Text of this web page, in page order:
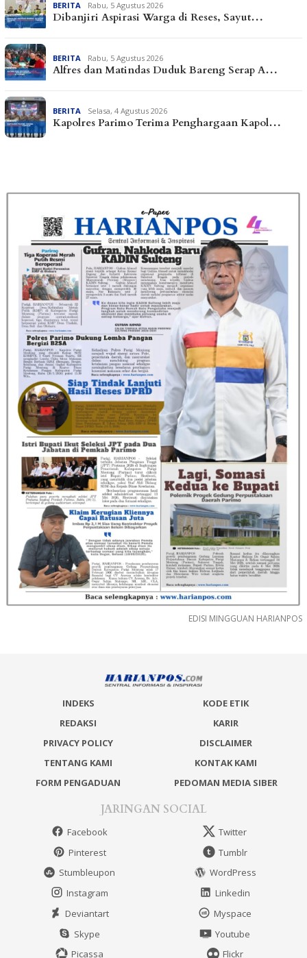
BERITA Rabu, 5 Agustus 2026
Dibanjiri Aspirasi Warga di Reses, Sayut…
BERITA Rabu, 5 Agustus 2026
Alfres dan Matindas Duduk Bareng Serap A…
BERITA Selasa, 4 Agustus 2026
Kapolres Parimo Terima Penghargaan Kapol…
EDISI MINGGUAN HARIANPOS
INDEKS
KODE ETIK
REDAKSI
KARIR
PRIVACY POLICY
DISCLAIMER
TENTANG KAMI
KONTAK KAMI
FORM PENGADUAN
PEDOMAN MEDIA SIBER
JARINGAN SOCIAL
Facebook
Twitter
Pinterest
Tumblr
Stumbleupon
WordPress
Instagram
Linkedin
Deviantart
Myspace
Skype
Youtube
Picassa
Flickr